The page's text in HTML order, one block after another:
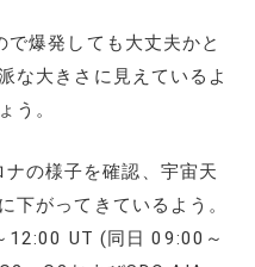
爆発しても大丈夫かと
な大きさに見えているよ
う。
の様子を確認、宇宙天
下がってきているよう。
UT (同日 09:00～